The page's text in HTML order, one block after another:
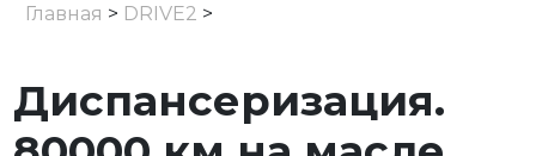
Главная > DRIVE2 >
Диспансеризация.